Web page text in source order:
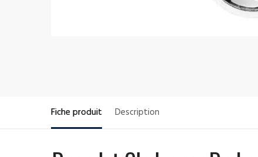
Fiche produit Description